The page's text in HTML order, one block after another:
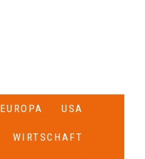
EUROPA USA
WIRTSCHAFT